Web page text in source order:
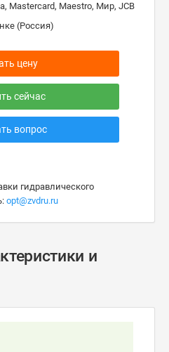
Mastercard, Maestro, Мир, JCB
(Россия)
цену
сейчас
вопрос
гидравлического
opt@zvdru.ru
и